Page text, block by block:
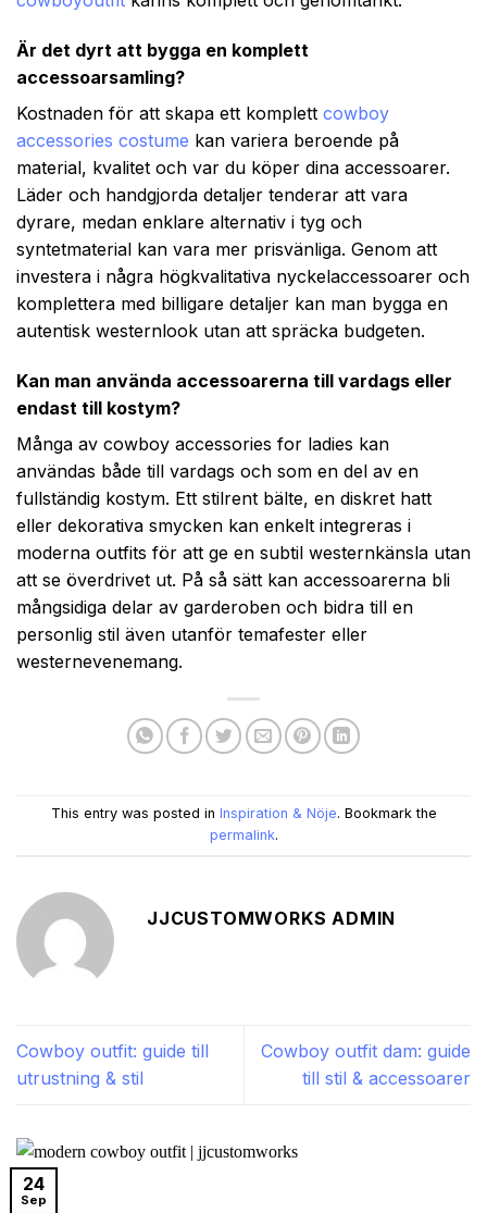
Är det dyrt att bygga en komplett
accessoarsamling?
Kostnaden för att skapa ett komplett cowboy
accessories costume kan variera beroende på
material, kvalitet och var du köper dina accessoarer.
Läder och handgjorda detaljer tenderar att vara
dyrare, medan enklare alternativ i tyg och
syntetmaterial kan vara mer prisvänliga. Genom att
investera i några högkvalitativa nyckelaccessoarer och
komplettera med billigare detaljer kan man bygga en
autentisk westernlook utan att spräcka budgeten.
Kan man använda accessoarerna till vardags eller
endast till kostym?
Många av cowboy accessories for ladies kan
användas både till vardags och som en del av en
fullständig kostym. Ett stilrent bälte, en diskret hatt
eller dekorativa smycken kan enkelt integreras i
moderna outfits för att ge en subtil westernkänsla utan
att se överdrivet ut. På så sätt kan accessoarerna bli
mångsidiga delar av garderoben och bidra till en
personlig stil även utanför temafester eller
westernevenemang.
This entry was posted in Inspiration & Nöje. Bookmark the
permalink.
JJCUSTOMWORKS ADMIN
Cowboy outfit: guide till
utrustning & stil
Cowboy outfit dam: guide
till stil & accessoarer
24
Sep